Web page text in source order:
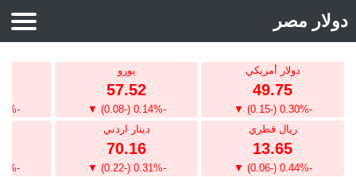
دولار مصر
سعر الدولار
سعر اليورو
الريال السعودي
الدينار الكويتي
دولار أمريكي
49.75
-0.30% (-0.15) ▼
يورو
57.52
-0.14% (-0.08) ▼
-0.30% (-0.20) ▼
ريال قطري
13.65
-0.44% (-0.06) ▼
دينار اردني
70.16
-0.31% (-0.22) ▼
-0.16% (-0.21) ▼